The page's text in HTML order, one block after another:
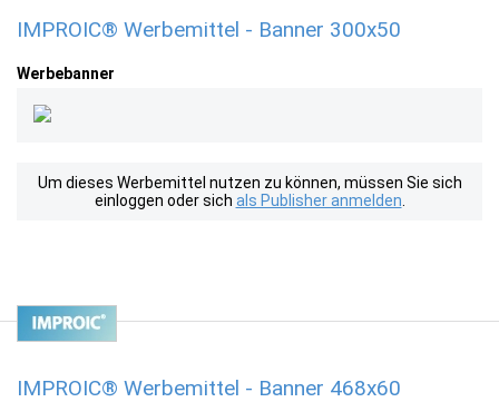
IMPROIC® Werbemittel - Banner 300x50
Werbebanner
Um dieses Werbemittel nutzen zu können, müssen Sie sich
einloggen oder sich als Publisher anmelden
IMPROIC® Werbemittel - Banner 468x60